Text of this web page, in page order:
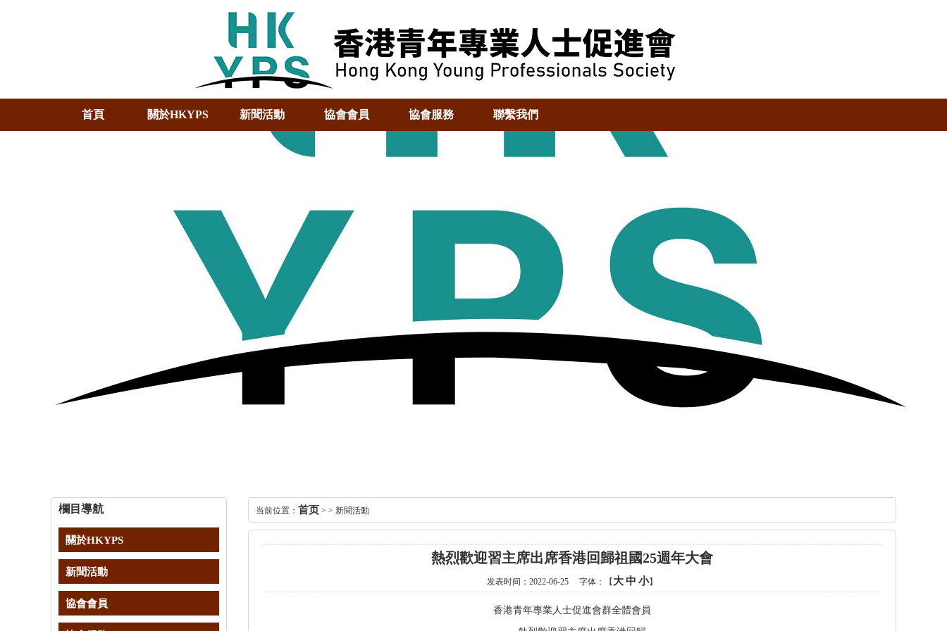
首頁 關於HKYPS 新聞活動 協會會員 協會服務 聯繫我們
欄目導航
關於HKYPS
新聞活動
協會會員
当前位置： 首页 > > 新聞活動
熱烈歡迎習主席出席香港回歸祖國25週年大會
发表时间： 2022-06-25 字体：【 大中 小】
香港青年專業人士促進會群全體會員